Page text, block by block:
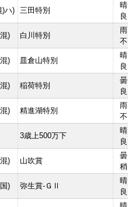
)ハ) 三田特別
晴
良
混) 白川特別
雨
不
混) 皿倉山特別
晴
良
混) 稲荷特別
曇
良
混) 精進湖特別
雨
不
3歳上500万下
晴
良
混) 山吹賞
曇
稍
国) 弥生賞-ＧⅡ
晴
良